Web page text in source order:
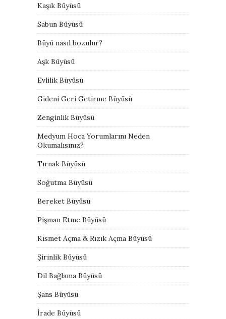
Kaşık Büyüsü
Sabun Büyüsü
Büyü nasıl bozulur?
Aşk Büyüsü
Evlilik Büyüsü
Gideni Geri Getirme Büyüsü
Zenginlik Büyüsü
Medyum Hoca Yorumlarını Neden
Okumalısınız?
Tırnak Büyüsü
Soğutma Büyüsü
Bereket Büyüsü
Pişman Etme Büyüsü
Kısmet Açma & Rızık Açma Büyüsü
Şirinlik Büyüsü
Dil Bağlama Büyüsü
Şans Büyüsü
İrade Büyüsü